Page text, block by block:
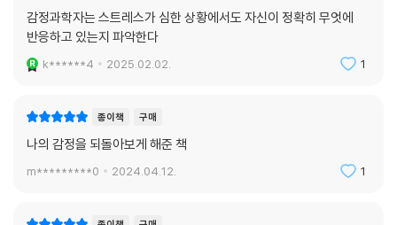
감정과학자는 스트레스가 심한 상황에서도 자신이 정확히 무엇에
반응하고 있는지 파악한다
k******4 2025.02.02. 1
종이책 구매
나의 감정을 되돌아보게 해준 책
m*********0 2024.04.12. 1